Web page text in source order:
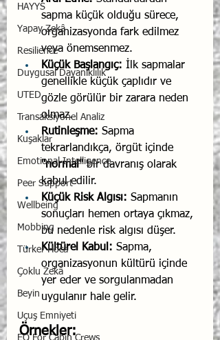
HAYYS
Yapay Zekâ
Resilience
Duygusal Dayanıklılık
UTED
Transaksiyonel Analiz
Kuşaklar
Emotional Intelligence
Peer Support
Wellbeing
Mobbing
Türker Hoca
Çoklu Zekâ
Beyin
Uçuş Emniyeti
EQ For Cabin Crews
sapma küçük olduğu sürece,
organizasyonda fark edilmez
veya önemsenmez.
Küçük Başlangıç: İlk sapmalar
genellikle küçük çaplıdır ve
gözle görülür bir zarara neden
olmaz.
Rutinleşme: Sapma
tekrarlandıkça, örgüt içinde
"normal" bir davranış olarak
kabul edilir.
Küçük Risk Algısı: Sapmanın
sonuçları hemen ortaya çıkmaz,
bu nedenle risk algısı düşer.
Kültürel Kabul: Sapma,
organizasyonun kültürü içinde
yer eder ve sorgulanmadan
uygulanır hale gelir.
Örnekler: